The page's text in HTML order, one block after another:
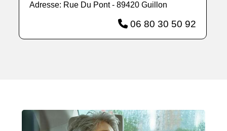
Adresse: Rue Du Pont - 89420 Guillon
06 80 30 50 92